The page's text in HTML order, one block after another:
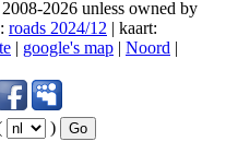
2008-2026 unless owned by
roads 2024/12 | kaart:
| google's map | Noord |
)